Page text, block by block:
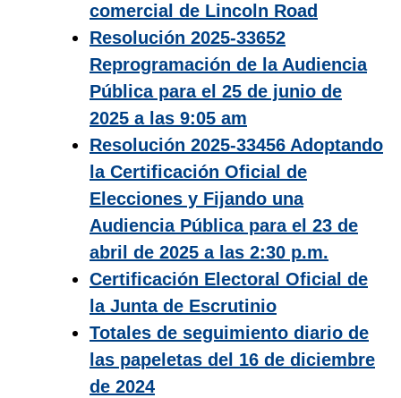
comercial de Lincoln Road
Resolución 2025-33652
Reprogramación de la Audiencia
Pública para el 25 de junio de
2025 a las 9:05 am
Resolución 2025-33456 Adoptando
la Certificación Oficial de
Elecciones y Fijando una
Audiencia Pública para el 23 de
abril de 2025 a las 2:30 p.m.
Certificación Electoral Oficial de
la Junta de Escrutinio
Totales de seguimiento diario de
las papeletas del 16 de diciembre
de 2024